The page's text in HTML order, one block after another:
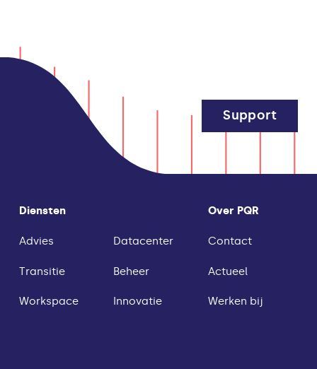
Diensten
Advies
Transitie
Workspace
Datacenter
Beheer
Innovatie
Over PQR
Contact
Actueel
Werken bij
Support